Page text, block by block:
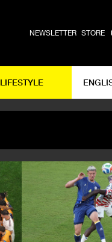
NEWSLETTER STORE
LIFESTYLE